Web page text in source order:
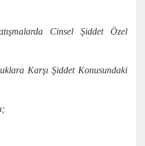
Cinsel Şiddet Özel
Karşı Şiddet Konusundaki